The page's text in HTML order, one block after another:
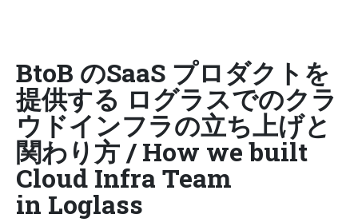
BtoB のSaaS プロダクトを
提供する ログラスでのクラ
ウドインフラの立ち上げと
関わり方 / How we built
Cloud Infra Team
in Loglass